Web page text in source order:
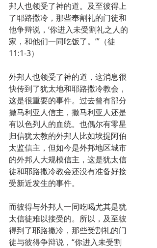
邦人也领受了神的道。及至彼得上
了耶路撒冷，那些奉割礼的门徒和
他争辩说，‘你进入未受割礼之人的
家，和他们一同吃饭了。’”（徒
11:1-3）
外邦人也领受了神的道，这消息很
快传到了犹太地和耶路撒冷教会，
这是很重要的事件。过去曾有部分
撒马利亚人信主，撒马利亚人还是
有以色列人的血统。也偶尔有零星
归信犹太教的外邦人比如埃提阿伯
太监信主，但如今是外邦地区城市
的外邦人大规模信主，这是犹太信
徒和耶路撒冷教会还没有准备好接
受新近发生的事件。
而彼得与外邦人一同吃喝尤其是犹
太信徒难以接受的。所以，及至彼
得到了耶路撒冷，那些受割礼的门
徒与彼得争辩说，“你进入未受割